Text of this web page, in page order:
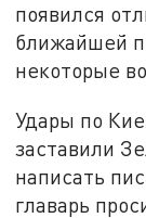
появился
ближайшей
некоторые
Удары по
заставили
написать
главарь